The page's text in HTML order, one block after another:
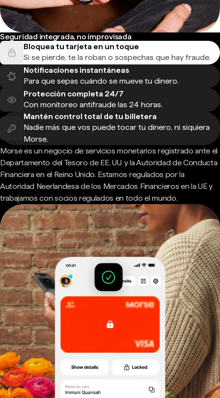
Seguridad integrada, no improvisada
Bloquea tu tarjeta en un toque
Si se pierde, te la roban o sospechas que hay fraude.
Notificaciones instantáneas
Para que sepas cuándo se mueve tu dinero.
Protección completa 24/7
Con monitoreo antifraude las 24 horas.
Mantén control total de tu billetera
Nadie más que vos puede tocar tu dinero, ni siquiera
Morse.
Morse es un negocio de servicios monetarios registrado ante el
Departamento del Tesoro de EE. UU. y la Autoridad de Conducta
Financiera en el Reino Unido. Estamos regulados por la
Autoridad Neerlandesa de los Mercados Financieros en la UE y
trabajamos con socios regulados en todo el mundo.